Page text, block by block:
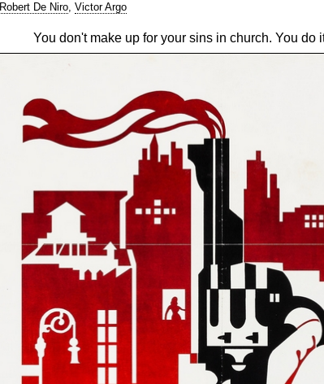
Robert De Niro, Victor Argo
You don't make up for your sins in church. You do